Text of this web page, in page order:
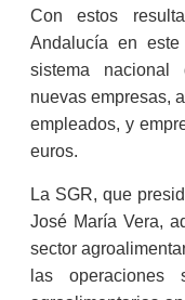
Con estos
Andalucía en
sistema
nuevas empresas,
empleados, y
euros.
La SGR, que
José María Vera,
sector
las operaciones